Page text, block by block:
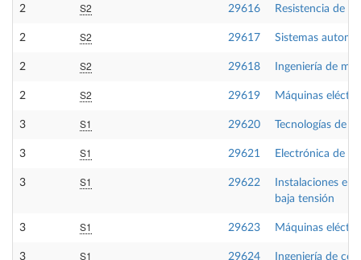
2 S2 29616 Resistencia de
2 S2 29617 Sistemas
2 S2 29618 Ingeniería de
2 S2 29619 Máquinas
3 S1 29620 Tecnologías de
3 S1 29621 Electrónica de
3 S1 29622
Instalaciones
baja tensión
3 S1 29623 Máquinas
3 S1 29624 Ingeniería de